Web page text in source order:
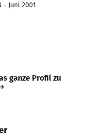
- Juni 2001
ganze Profil zu